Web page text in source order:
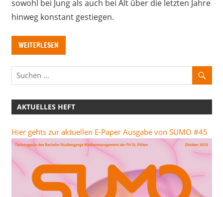
sowohl bei Jung als auch bei Alt über die letzten Jahre
hinweg konstant gestiegen.
WEITERLESEN
AKTUELLES HEFT
Hier gehts zur aktuellen E-Paper Ausgabe von SUMO #45